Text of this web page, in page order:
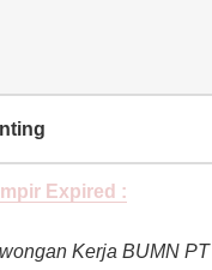
Expired :
Kerja BUMN PT